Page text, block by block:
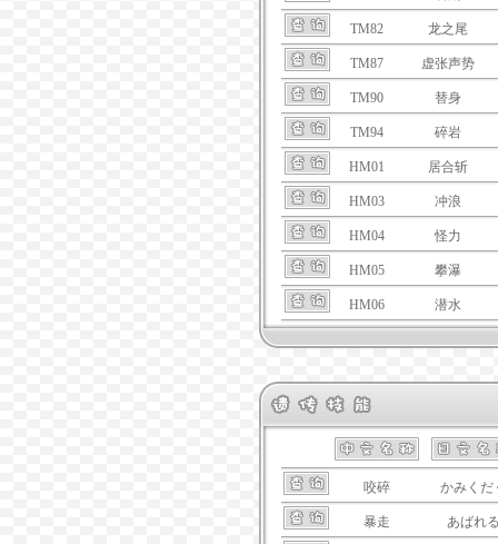
TM82 龙之尾
TM87 虚张声势
TM90 替身
TM94 碎岩
HM01 居合斩
HM03 冲浪
HM04 怪力
HM05 攀瀑
HM06 潜水
咬碎 かみくだ
暴走 あばれ